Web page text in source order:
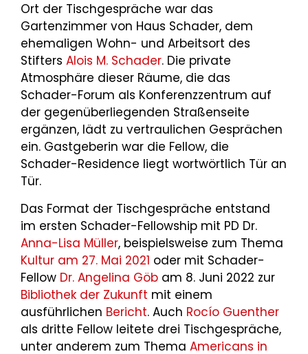
Ort der Tischgespräche war das
Gartenzimmer von Haus Schader, dem
ehemaligen Wohn- und Arbeitsort des
Stifters Alois M. Schader. Die private
Atmosphäre dieser Räume, die das
Schader-Forum als Konferenzzentrum auf
der gegenüberliegenden Straßenseite
ergänzen, lädt zu vertraulichen Gesprächen
ein. Gastgeberin war die Fellow, die
Schader-Residence liegt wortwörtlich Tür an
Tür.
Das Format der Tischgespräche entstand
im ersten Schader-Fellowship mit PD Dr.
Anna-Lisa Müller, beispielsweise zum Thema
Kultur am 27. Mai 2021 oder mit Schader-
Fellow Dr. Angelina Göb am 8. Juni 2022 zur
Bibliothek der Zukunft mit einem
ausführlichen Bericht. Auch Rocío Guenther
als dritte Fellow leitete drei Tischgespräche,
unter anderem zum Thema Americans in